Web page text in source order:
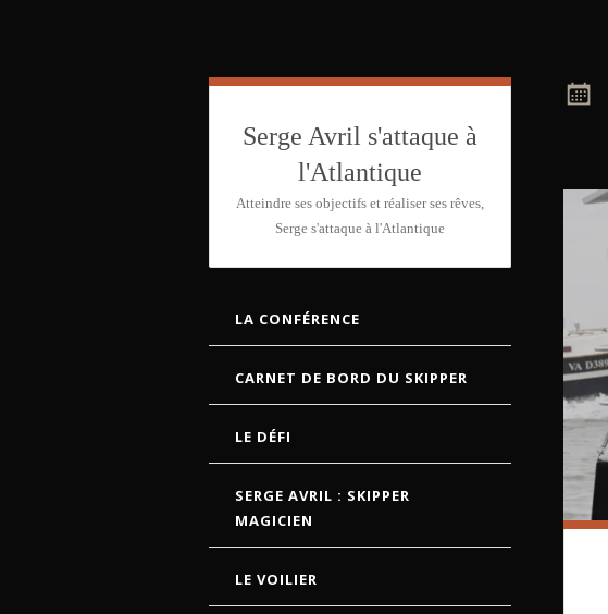
Serge Avril s'attaque à
l'Atlantique
Atteindre ses objectifs et réaliser ses rêves,
Serge s'attaque à l'Atlantique
ALLER AU CONTENU
LA CONFÉRENCE
CARNET DE BORD DU SKIPPER
LE DÉFI
SERGE AVRIL : SKIPPER
MAGICIEN
LE VOILIER